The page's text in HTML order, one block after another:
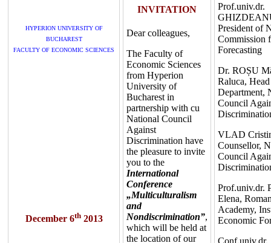
HYPERION UNIVERSITY OF
BUCHAREST
FACULTY OF ECONOMIC SCIENCES
December 6th2013
INVITATION
Dear colleagues,
The Faculty of
Economic Sciences
from Hyperion
University of
Bucharest in
partnership with cu
National Council
Against
Discrimination have
the pleasure to invite
you to the
International
Conference
„Multiculturalism
and
Nondiscrimination”,
which will be held at
the location of our
Prof.univ.dr.
President of
Commission
Forecasting
Dr. ROȘU
Raluca,
Department,
Council
VLAD
Counsellor,
Council
Prof.univ.dr.
Elena,
Academy,
Economic